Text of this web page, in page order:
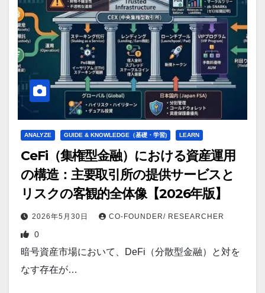
ANALYZE GUIDE & KNOWLEDGE（基礎・学習) LEARN
CeFi（集権型金融）における資産運用
の構造：主要取引所の提供サービスと
リスクの客観的全体像【2026年版】
2026年5月30日 CO-FOUNDER/ RESEARCHER
0
暗号資産市場において、DeFi（分散型金融）と対を
なす存在が…